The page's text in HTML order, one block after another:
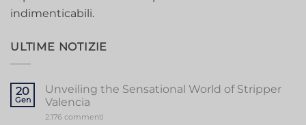
indimenticabili.
ULTIME NOTIZIE
20
Gen
Unveiling the Sensational World of Stripper
Valencia
2.176 commenti